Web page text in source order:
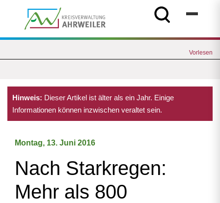
Vorlesen
Hinweis: Dieser Artikel ist älter als ein Jahr. Einige
Informationen können inzwischen veraltet sein.
Montag, 13. Juni 2016
Nach Starkregen:
Mehr als 800